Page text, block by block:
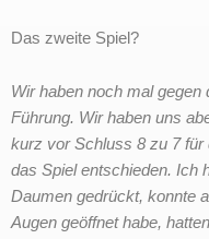
Das zweite Spiel?
Wir haben noch mal gegen
Führung. Wir haben uns
kurz vor Schluss 8 zu 7 für
das Spiel entschieden. Ich
Daumen gedrückt, konnte
Augen geöffnet habe,